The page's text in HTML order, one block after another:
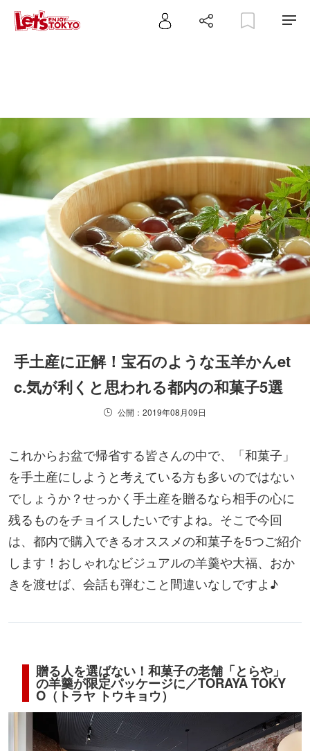
手土産に正解！宝石のような玉羊かんet
c.気が利くと思われる都内の和菓子5選
公開：2019年08月09日
これからお盆で帰省する皆さんの中で、「和菓子」
を手土産にしようと考えている方も多いのではない
でしょうか？せっかく手土産を贈るなら相手の心に
残るものをチョイスしたいですよね。そこで今回
は、都内で購入できるオススメの和菓子を5つご紹介
します！おしゃれなビジュアルの羊羹や大福、おか
きを渡せば、会話も弾むこと間違いなしですよ♪
贈る人を選ばない！和菓子の老舗「とらや」
の羊羹が限定パッケージに／TORAYA TOKY
O（トラヤ トウキョウ）